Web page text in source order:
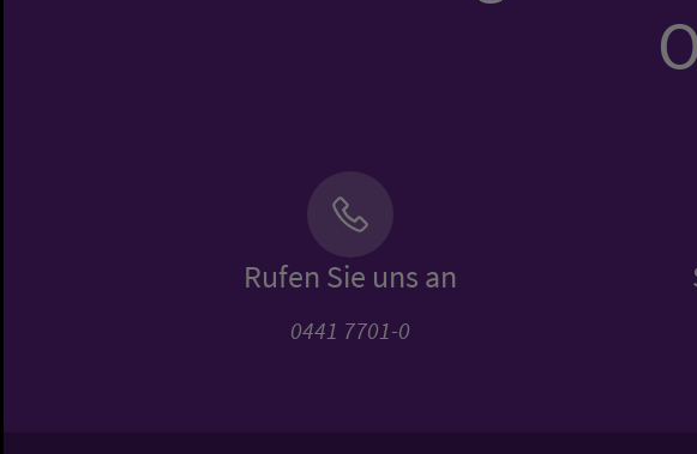
Rufen Sie uns an
0441 7701-0